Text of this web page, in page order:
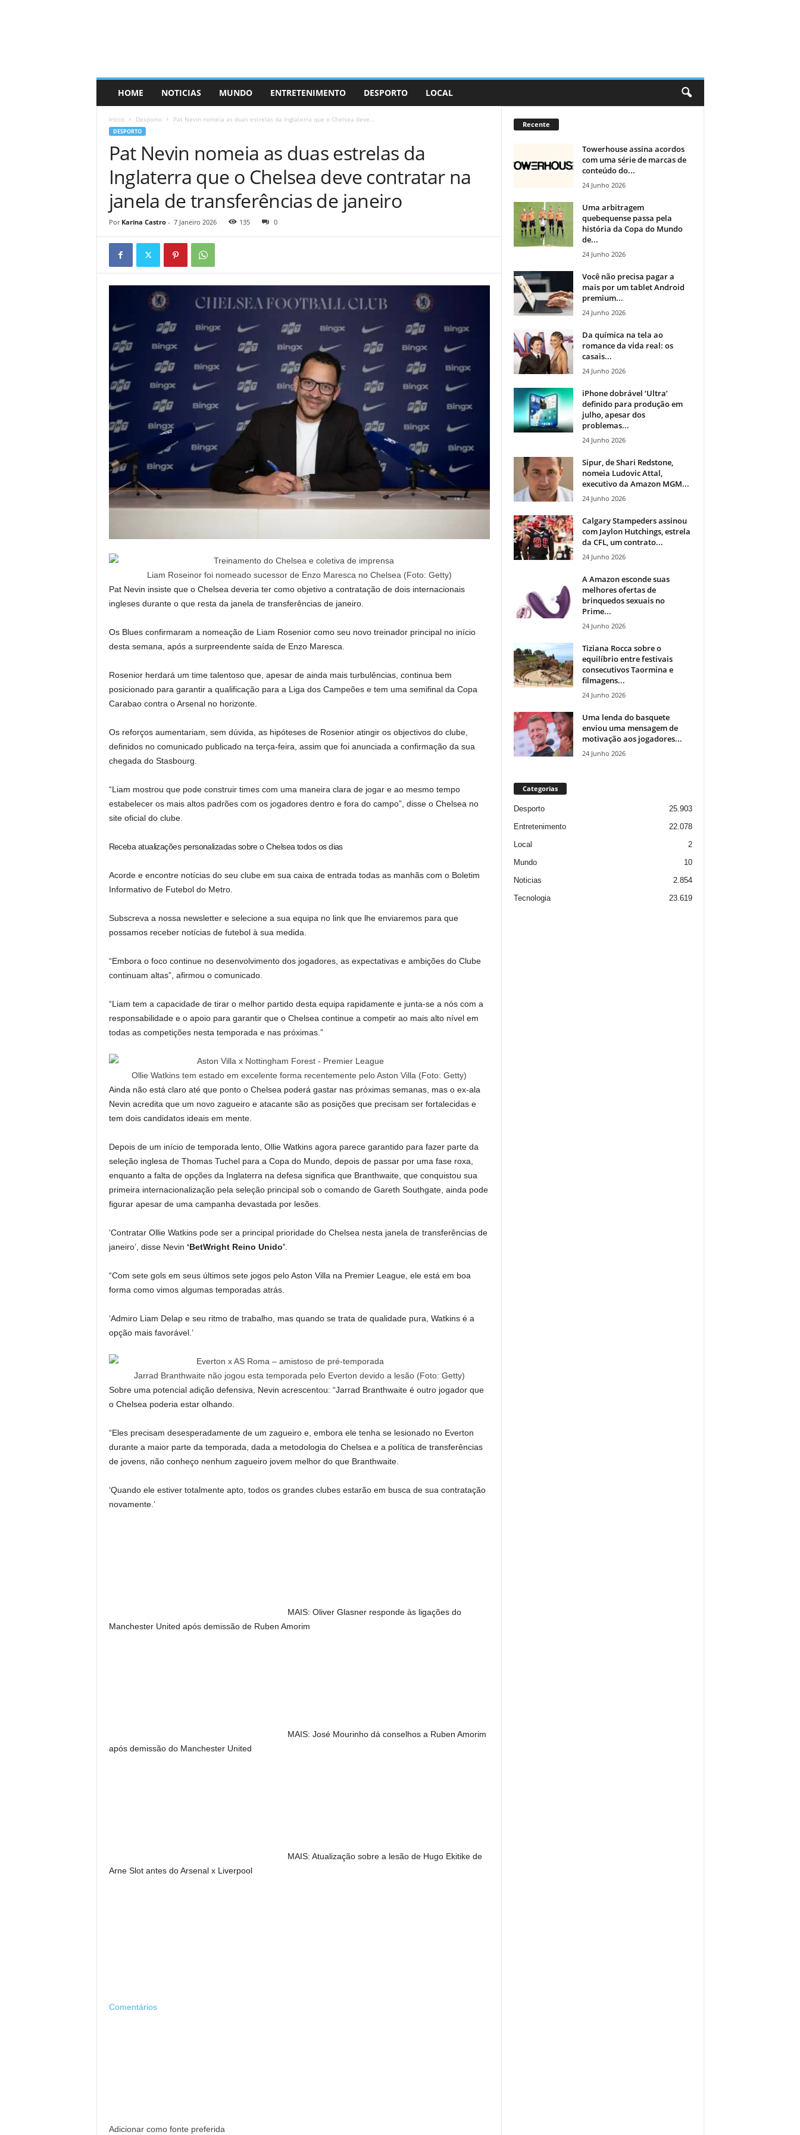
HOME NOTICIAS MUNDO ENTRETENIMENTO DESPORTO LOCAL
Início Desporto Pat Nevin nomeia as duas estrelas da Inglaterra que o Chelsea deve...
DESPORTO
Pat Nevin nomeia as duas estrelas da
Inglaterra que o Chelsea deve contratar na
janela de transferências de janeiro
Por Karina Castro- 7 Janeiro 2026 135 0
Liam Roseinor foi nomeado sucessor de Enzo Maresca no Chelsea (Foto: Getty)
Pat Nevin insiste que o Chelsea deveria ter como objetivo a contratação de dois internacionais
ingleses durante o que resta da janela de transferências de janeiro.
Os Blues confirmaram a nomeação de Liam Rosenior como seu novo treinador principal no início
desta semana, após a surpreendente saída de Enzo Maresca.
Rosenior herdará um time talentoso que, apesar de ainda mais turbulências, continua bem
posicionado para garantir a qualificação para a Liga dos Campeões e tem uma semifinal da Copa
Carabao contra o Arsenal no horizonte.
Os reforços aumentariam, sem dúvida, as hipóteses de Rosenior atingir os objectivos do clube,
definidos no comunicado publicado na terça-feira, assim que foi anunciada a confirmação da sua
chegada do Stasbourg.
“Liam mostrou que pode construir times com uma maneira clara de jogar e ao mesmo tempo
estabelecer os mais altos padrões com os jogadores dentro e fora do campo”, disse o Chelsea no
site oficial do clube.
Receba atualizações personalizadas sobre o Chelsea todos os dias
Acorde e encontre notícias do seu clube em sua caixa de entrada todas as manhãs com o Boletim
Informativo de Futebol do Metro.
Subscreva a nossa newsletter e selecione a sua equipa no link que lhe enviaremos para que
possamos receber notícias de futebol à sua medida.
“Embora o foco continue no desenvolvimento dos jogadores, as expectativas e ambições do Clube
continuam altas”, afirmou o comunicado.
“Liam tem a capacidade de tirar o melhor partido desta equipa rapidamente e junta-se a nós com a
responsabilidade e o apoio para garantir que o Chelsea continue a competir ao mais alto nível em
todas as competições nesta temporada e nas próximas.”
Ollie Watkins tem estado em excelente forma recentemente pelo Aston Villa (Foto: Getty)
Ainda não está claro até que ponto o Chelsea poderá gastar nas próximas semanas, mas o ex-ala
Nevin acredita que um novo zagueiro e atacante são as posições que precisam ser fortalecidas e
tem dois candidatos ideais em mente.
Depois de um início de temporada lento, Ollie Watkins agora parece garantido para fazer parte da
seleção inglesa de Thomas Tuchel para a Copa do Mundo, depois de passar por uma fase roxa,
enquanto a falta de opções da Inglaterra na defesa significa que Branthwaite, que conquistou sua
primeira internacionalização pela seleção principal sob o comando de Gareth Southgate, ainda pode
figurar apesar de uma campanha devastada por lesões.
‘Contratar Ollie Watkins pode ser a principal prioridade do Chelsea nesta janela de transferências de
janeiro’, disse Nevin ‘BetWright Reino Unido’
“Com sete gols em seus últimos sete jogos pelo Aston Villa na Premier League, ele está em boa
forma como vimos algumas temporadas atrás.
‘Admiro Liam Delap e seu ritmo de trabalho, mas quando se trata de qualidade pura, Watkins é a
opção mais favorável.’
Jarrad Branthwaite não jogou esta temporada pelo Everton devido a lesão (Foto: Getty)
Sobre uma potencial adição defensiva, Nevin acrescentou: “Jarrad Branthwaite é outro jogador que
o Chelsea poderia estar olhando.
“Eles precisam desesperadamente de um zagueiro e, embora ele tenha se lesionado no Everton
durante a maior parte da temporada, dada a metodologia do Chelsea e a política de transferências
de jovens, não conheço nenhum zagueiro jovem melhor do que Branthwaite.
‘Quando ele estiver totalmente apto, todos os grandes clubes estarão em busca de sua contratação
novamente.’
MAIS: Oliver Glasner responde às ligações do
Manchester United após demissão de Ruben Amorim
MAIS: José Mourinho dá conselhos a Ruben Amorim
após demissão do Manchester United
MAIS: Atualização sobre a lesão de Hugo Ekitike de
Arne Slot antes do Arsenal x Liverpool
Comentários
Adicionar como fonte preferida
Recente
Towerhouse assina acordos
com uma série de marcas de
conteúdo do...
24 Junho 2026
Uma arbitragem
quebequense passa pela
história da Copa do Mundo
de...
24 Junho 2026
Você não precisa pagar a
mais por um tablet Android
premium...
24 Junho 2026
Da química na tela ao
romance da vida real: os
casais...
24 Junho 2026
iPhone dobrável ‘Ultra’
definido para produção em
julho, apesar dos
problemas...
24 Junho 2026
Sipur, de Shari Redstone,
nomeia Ludovic Attal,
executivo da Amazon MGM...
24 Junho 2026
Calgary Stampeders assinou
com Jaylon Hutchings, estrela
da CFL, um contrato...
24 Junho 2026
A Amazon esconde suas
melhores ofertas de
brinquedos sexuais no
Prime...
24 Junho 2026
Tiziana Rocca sobre o
equilíbrio entre festivais
consecutivos Taormina e
filmagens...
24 Junho 2026
Uma lenda do basquete
enviou uma mensagem de
motivação aos jogadores...
24 Junho 2026
Categorias
Desporto
25.903
Entretenimento
22.078
Local
2
Mundo
10
Noticias
2.854
Tecnologia
23.619